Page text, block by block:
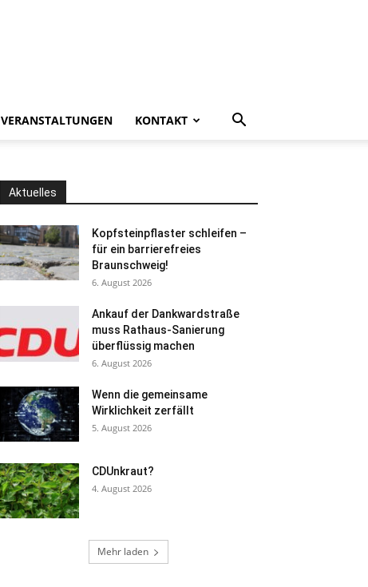
VERANSTALTUNGEN KONTAKT
Aktuelles
Kopfsteinpflaster schleifen –
für ein barrierefreies
Braunschweig!
6. August 2026
Ankauf der Dankwardstraße
muss Rathaus-Sanierung
überflüssig machen
6. August 2026
Wenn die gemeinsame
Wirklichkeit zerfällt
5. August 2026
CDUnkraut?
4. August 2026
Mehr laden